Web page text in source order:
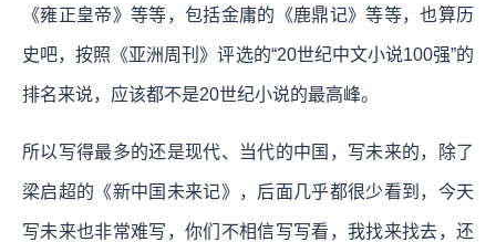
《雍正皇帝》等等，包括金庸的《鹿鼎记》等等，也算历
史吧，按照《亚洲周刊》评选的“20世纪中文小说100强”的
排名来说，应该都不是20世纪小说的最高峰。
所以写得最多的还是现代、当代的中国，写未来的，除了
梁启超的《新中国未来记》，后面几乎都很少看到，今天
写未来也非常难写，你们不相信写写看，我找来找去，还